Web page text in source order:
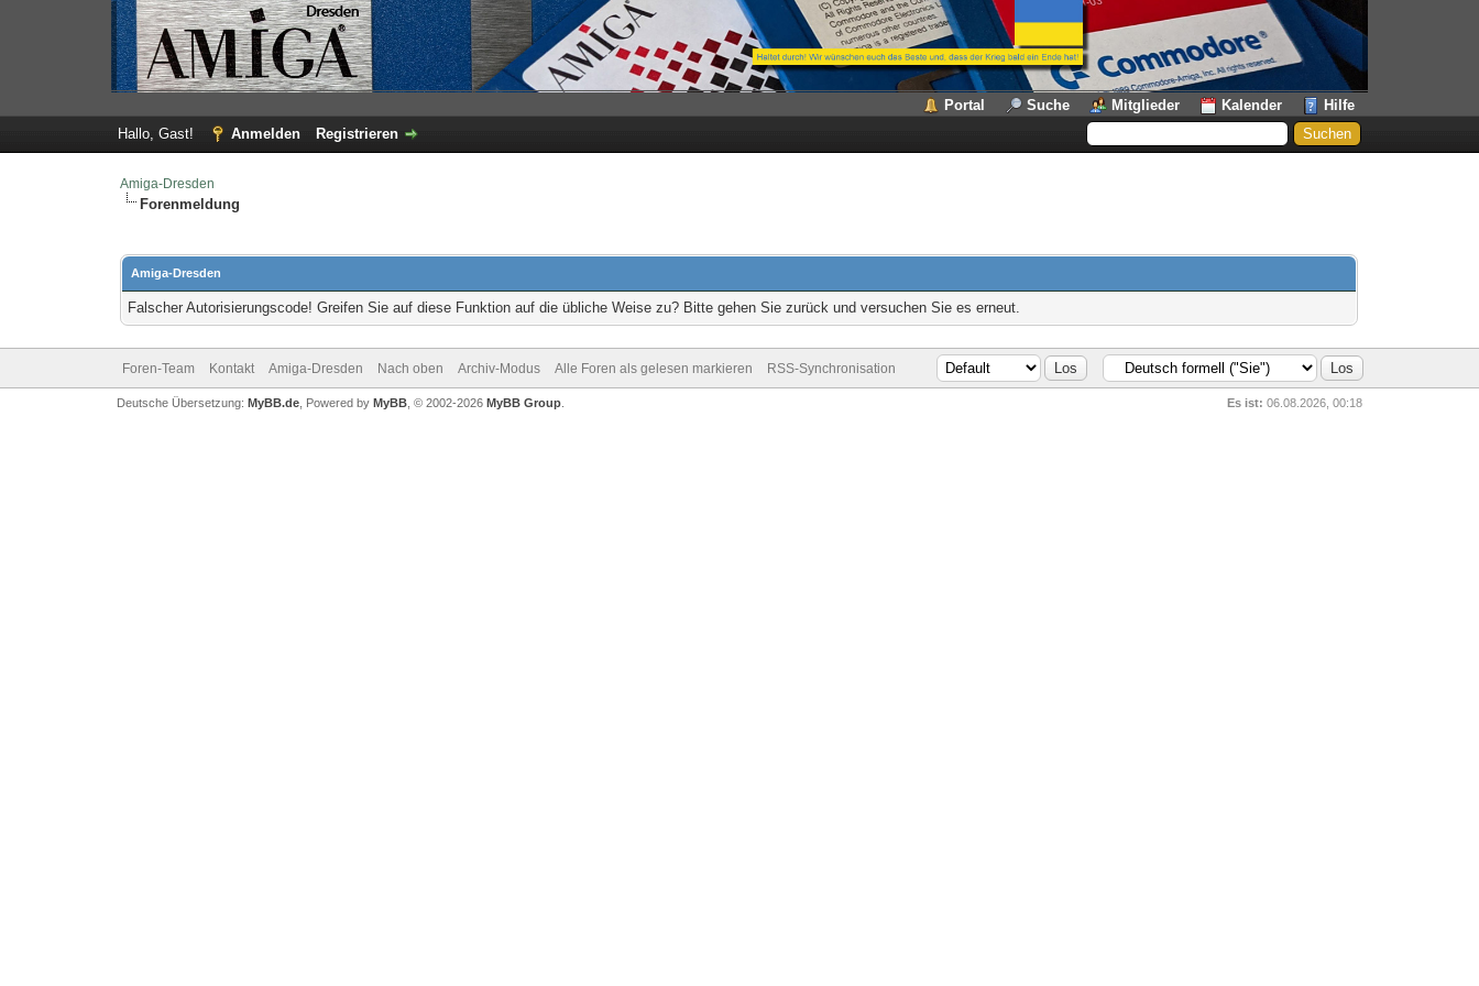
Portal Suche Mitglieder Kalender
Hilfe
Hallo, Gast!
Anmelden Registrieren
Amiga-Dresden
Forenmeldung
Amiga-Dresden
Falscher Autorisierungscode! Greifen Sie auf diese Funktion auf die übliche Weise zu? Bitte gehen Sie zurück und versuchen Sie es erneut.
Foren-Team Kontakt Amiga-Dresden Nach oben Archiv-Modus Alle Foren als gelesen markieren RSS-Synchronisation
Es ist: 06.08.2026, 00:18
Deutsche Übersetzung: MyBB.de, Powered by MyBB, © 2002-2026 MyBB Group.